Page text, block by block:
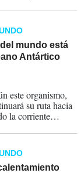
seguirle la pista...
mundo está
Antártico
este organismo,
su ruta hacia
la corriente
del Sur.